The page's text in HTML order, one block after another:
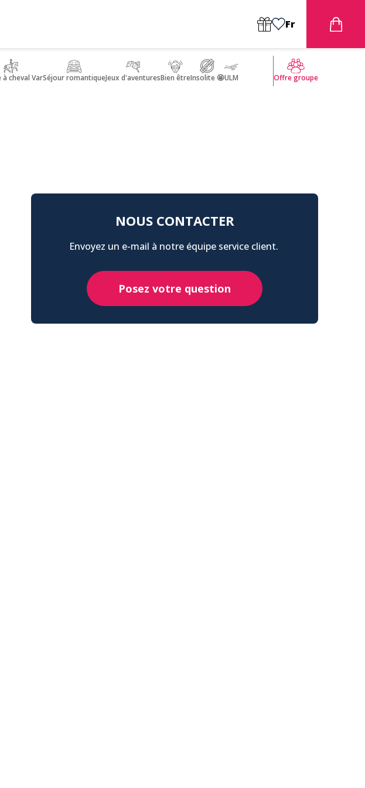
Fr
à cheval VarSéjour romantiqueJeux d'aventuresBien êtreInsolite 🤩ULM Offre groupe
NOUS CONTACTER
Envoyez un e-mail à notre équipe service client.
Posez votre question